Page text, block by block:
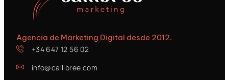
Agencia de Marketing Digital desde 2012.
+34 647 12 56 02
info@callibree.com